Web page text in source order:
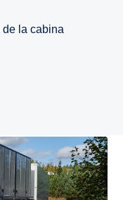
de la cabina